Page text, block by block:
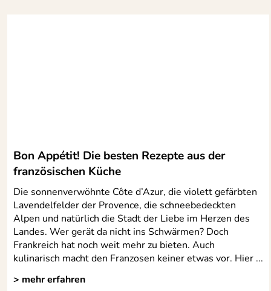
Bon Appétit! Die besten Rezepte aus der
französischen Küche
Die sonnenverwöhnte Côte d’Azur, die violett gefärbten
Lavendelfelder der Provence, die schneebedeckten
Alpen und natürlich die Stadt der Liebe im Herzen des
Landes. Wer gerät da nicht ins Schwärmen? Doch
Frankreich hat noch weit mehr zu bieten. Auch
kulinarisch macht den Franzosen keiner etwas vor. Hier ...
> mehr erfahren